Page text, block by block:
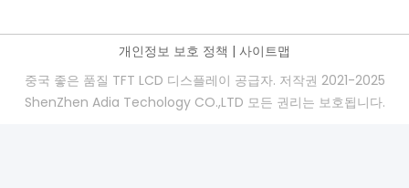
개인정보 보호 정책 | 사이트맵
중국 좋은 품질 TFT LCD 디스플레이 공급자. 저작권 2021-2025
ShenZhen Adia Techology CO.,LTD 모든 권리는 보호됩니다.